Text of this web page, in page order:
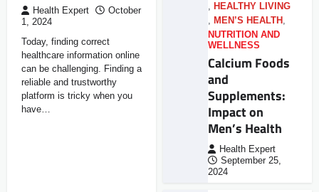
Health Expert
October
1, 2024
Today, finding correct
healthcare information online
can be challenging. Finding a
reliable and trustworthy
platform is tricky when you
have…
HEALTHY LIVING
MEN’S HEALTH
NUTRITION AND
WELLNESS
Calcium Foods
and
Supplements:
Impact on
Men’s Health
Health Expert
September 25,
2024